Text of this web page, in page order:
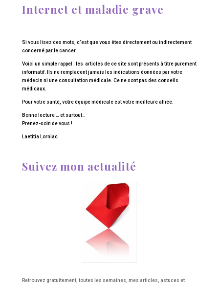
Internet et maladie grave
Si vous lisez ces mots, c’est que vous êtes directement ou indirectement
concerné par le cancer.
Voici un simple rappel : les articles de ce site sont présents à titre purement
informatif. Ils ne remplacent jamais les indications données par votre
médecin ni une consultation médicale. Ce ne sont pas des conseils
médicaux.
Pour votre santé, votre équipe médicale est votre meilleure alliée.
Bonne lecture … et surtout…
Prenez-soin de vous !
Laetitia Lorniac
Suivez mon actualité
Retrouvez gratuitement, toutes les semaines, mes articles, astuces et